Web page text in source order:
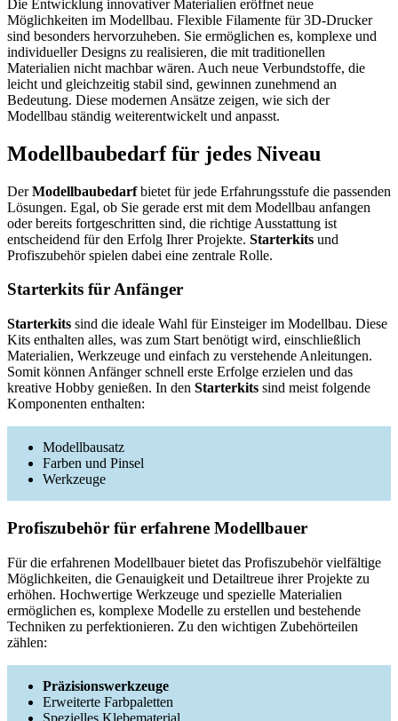
Die Entwicklung innovativer Materialien eröffnet neue
Möglichkeiten im Modellbau. Flexible Filamente für 3D-Drucker
sind besonders hervorzuheben. Sie ermöglichen es, komplexe und
individueller Designs zu realisieren, die mit traditionellen
Materialien nicht machbar wären. Auch neue Verbundstoffe, die
leicht und gleichzeitig stabil sind, gewinnen zunehmend an
Bedeutung. Diese modernen Ansätze zeigen, wie sich der
Modellbau ständig weiterentwickelt und anpasst.
Modellbaubedarf für jedes Niveau
DerModellbaubedarfbietet für jede Erfahrungsstufe die passenden
Lösungen. Egal, ob Sie gerade erst mit dem Modellbau anfangen
oder bereits fortgeschritten sind, die richtige Ausstattung ist
entscheidend für den Erfolg Ihrer Projekte. Starterkits und
Profiszubehör spielen dabei eine zentrale Rolle.
Starterkits für Anfänger
Starterkits sind die ideale Wahl für Einsteiger im Modellbau. Diese
Kits enthalten alles, was zum Start benötigt wird, einschließlich
Materialien, Werkzeuge und einfach zu verstehende Anleitungen.
Somit können Anfänger schnell erste Erfolge erzielen und das
kreative Hobby genießen. In den Starterkits sind meist folgende
Komponenten enthalten:
Modellbausatz
Farben und Pinsel
Werkzeuge
Profiszubehör für erfahrene Modellbauer
Für die erfahrenen Modellbauer bietet das Profiszubehör vielfältige
Möglichkeiten, die Genauigkeit und Detailtreue ihrer Projekte zu
erhöhen. Hochwertige Werkzeuge und spezielle Materialien
ermöglichen es, komplexe Modelle zu erstellen und bestehende
Techniken zu perfektionieren. Zu den wichtigen Zubehörteilen
zählen:
Präzisionswerkzeuge
Erweiterte Farbpaletten
Spezielles Klebematerial